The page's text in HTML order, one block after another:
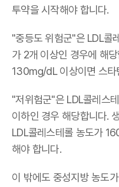
투약을 시작해야 합니다.
"중등도 위험군"은 LDL콜
가 2개 이상인 경우에 해
130㎎/dL 이상이면 스타
"저위험군"은 LDL콜레스
이하인 경우 해당합니다.
LDL콜레스테롤 농도가
해야 합니다.
이 밖에도 중성지방 농